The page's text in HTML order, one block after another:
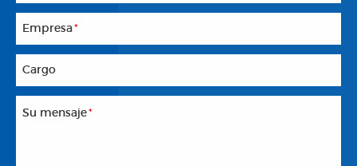
Empresa*
Cargo
Su mensaje*